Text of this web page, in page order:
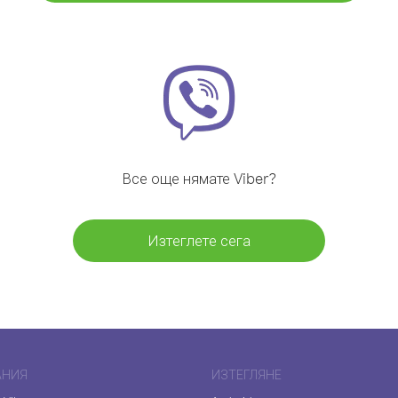
Все още нямате Viber?
Изтеглете сега
ИЗТЕГЛЯНЕ